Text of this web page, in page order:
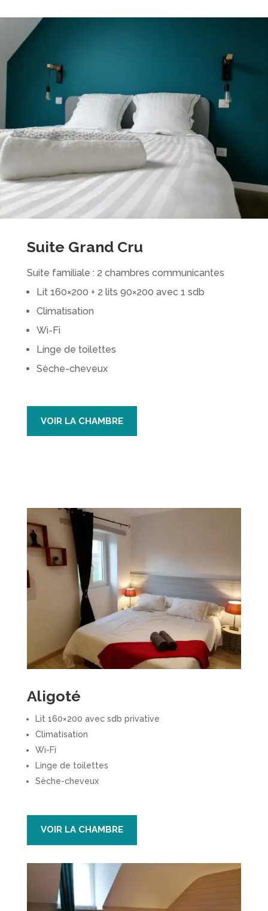
Suite Grand Cru
Suite familiale : 2 chambres communicantes
Lit 160×200 + 2 lits 90×200 avec 1 sdb
Climatisation
Wi-Fi
Linge de toilettes
Sèche-cheveux
VOIR LA CHAMBRE
Aligoté
Lit 160×200 avec sdb privative
Climatisation
Wi-Fi
Linge de toilettes
Sèche-cheveux
VOIR LA CHAMBRE